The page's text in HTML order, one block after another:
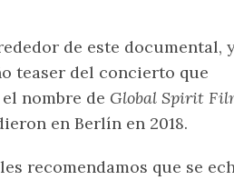
de este documental,
teaser del concierto que
nombre de Global Spirit
en Berlín en 2018.
recomendamos que se